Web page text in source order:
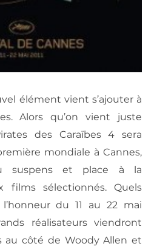
élément vient s’ajouter à
Alors qu’on vient juste
des Caraïbes 4 sera
mondiale à Cannes,
suspens et place à la
films sélectionnés. Quels
du 11 au 22 mai
réalisateurs viendront
au côté de Woody Allen et